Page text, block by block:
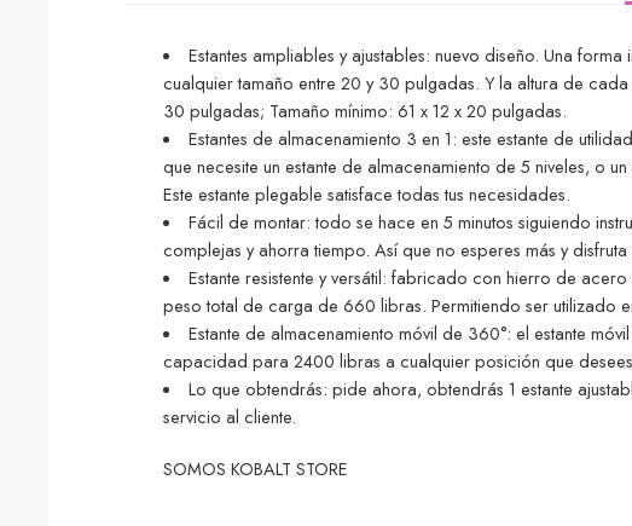
Estantes ampliables y ajustables: nuevo diseño. Una
cualquier tamaño entre 20 y 30 pulgadas. Y la altura de
30 pulgadas; Tamaño mínimo: 61 x 12 x 20 pulgadas.
Estantes de almacenamiento 3 en 1: este estante de
que necesite un estante de almacenamiento de 5 niveles, o
Este estante plegable satisface todas tus necesidades.
Fácil de montar: todo se hace en 5 minutos siguiendo
complejas y ahorra tiempo. Así que no esperes más y
Estante resistente y versátil: fabricado con hierro de
peso total de carga de 660 libras. Permitiendo ser utilizado
Estante de almacenamiento móvil de 360°: el estante
capacidad para 2400 libras a cualquier posición que desees
Lo que obtendrás: pide ahora, obtendrás 1 estante
servicio al cliente.
SOMOS KOBALT STORE